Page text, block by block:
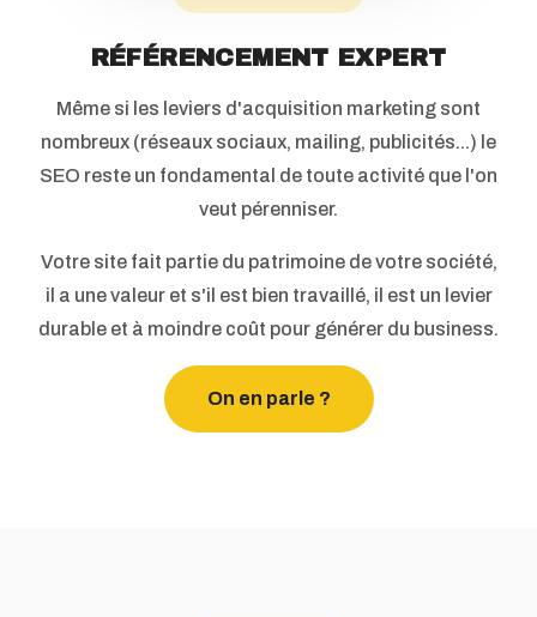
RÉFÉRENCEMENT EXPERT
Même si les leviers d'acquisition marketing sont
nombreux (réseaux sociaux, mailing, publicités...) le
SEO reste un fondamental de toute activité que l'on
veut pérenniser.
Votre site fait partie du patrimoine de votre société,
il a une valeur et s'il est bien travaillé, il est un levier
durable et à moindre coût pour générer du business.
On en parle ?